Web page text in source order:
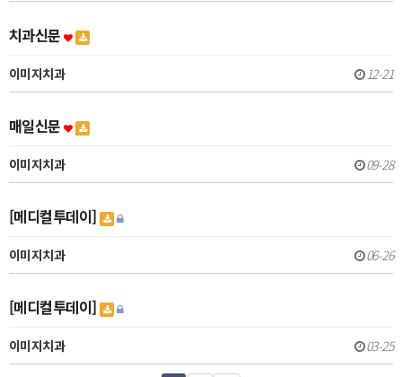
치과신문
이미지치과 12-21
매일신문
이미지치과 09-28
[메디컬투데이]
이미지치과 06-26
[메디컬투데이]
이미지치과 03-25